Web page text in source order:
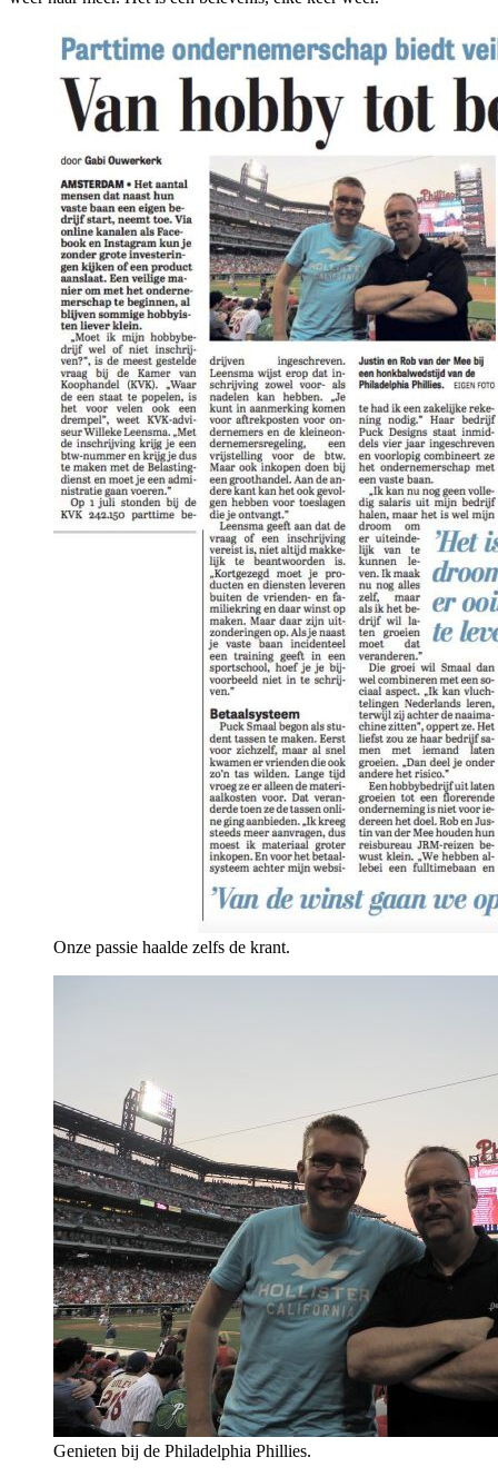
Onze passie haalde zelfs de krant.
Genieten bij de Philadelphia Phillies.